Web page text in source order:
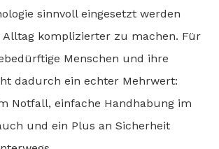
sinnvoll eingesetzt werden
Alltag komplizierter zu machen. Für
Menschen und ihre
dadurch ein echter Mehrwert:
Notfall, einfache Handhabung im
und ein Plus an Sicherheit